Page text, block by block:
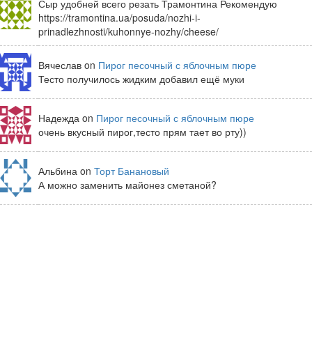
Сыр удобней всего резать Трамонтина Рекомендую
https://tramontina.ua/posuda/nozhi-i-
prinadlezhnosti/kuhonnye-nozhy/cheese/
Вячеслав on Пирог песочный с яблочным пюре
Тесто получилось жидким добавил ещё муки
Надежда on Пирог песочный с яблочным пюре
очень вкусный пирог,тесто прям тает во рту))
Альбина on Торт Банановый
А можно заменить майонез сметаной?